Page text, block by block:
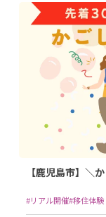
【鹿児島市】＼
#リアル開催#移住体験